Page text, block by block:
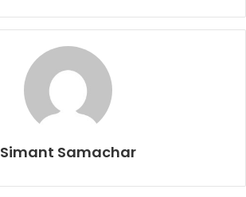
Simant Samachar